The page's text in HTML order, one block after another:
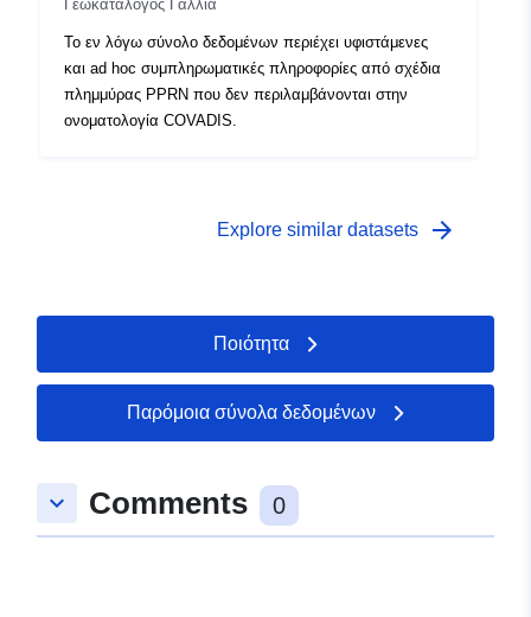
Γεωκατάλογος Γαλλία
Το εν λόγω σύνολο δεδομένων περιέχει υφιστάμενες
και ad hoc συμπληρωματικές πληροφορίες από σχέδια
πλημμύρας PPRN που δεν περιλαμβάνονται στην
ονοματολογία COVADIS.
Explore similar datasets arrow_forward
Ποιότητα
Παρόμοια σύνολα δεδομένων
keyboard_arrow_down Comments 0